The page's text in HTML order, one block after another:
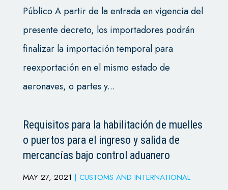
Público A partir de la entrada en vigencia del
presente decreto, los importadores podrán
finalizar la importación temporal para
reexportación en el mismo estado de
aeronaves, o partes y...
Requisitos para la habilitación de muelles
o puertos para el ingreso y salida de
mercancías bajo control aduanero
MAY 27, 2021 | CUSTOMS AND INTERNATIONAL